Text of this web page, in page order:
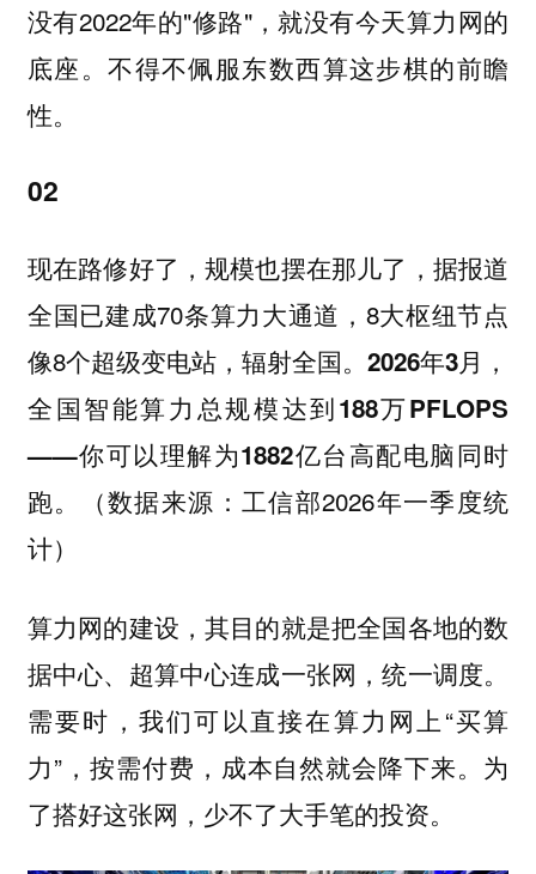
没有2022年的"修路"，就没有今天算力网的
底座。不得不佩服东数西算这步棋的前瞻
性。
02
现在路修好了，规模也摆在那儿了，据报道
全国已建成70条算力大通道，8大枢纽节点
像8个超级变电站，辐射全国。2026年3月，
全国智能算力总规模达到188万PFLOPS
——你可以理解为1882亿台高配电脑同时
跑。
（数据来源：工信部2026年一季度统
计）
算力网的建设，其目的就是把全国各地的数
据中心、超算中心连成一张网，统一调度。
需要时，我们可以直接在算力网上“买算
力”，按需付费，成本自然就会降下来。为
了搭好这张网，少不了大手笔的投资。